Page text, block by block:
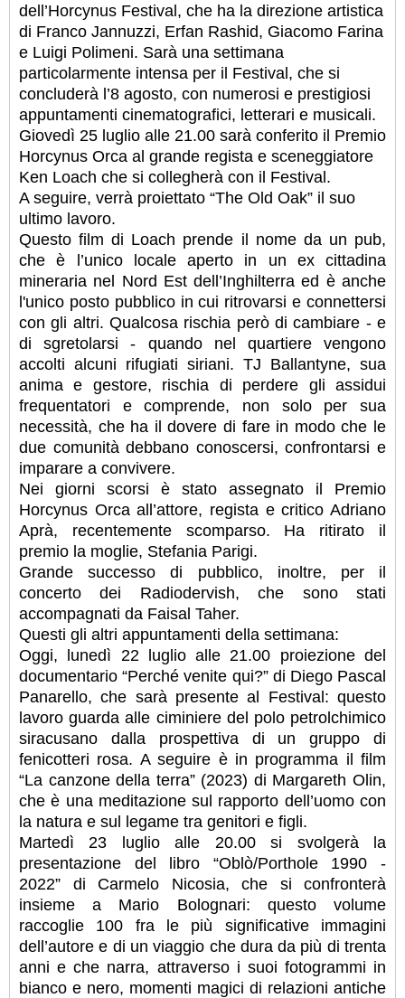
dell’Horcynus Festival, che ha la direzione artistica
di Franco Jannuzzi, Erfan Rashid, Giacomo Farina
e Luigi Polimeni. Sarà una settimana
particolarmente intensa per il Festival, che si
concluderà l’8 agosto, con numerosi e prestigiosi
appuntamenti cinematografici, letterari e musicali.
Giovedì 25 luglio alle 21.00 sarà conferito il Premio
Horcynus Orca al grande regista e sceneggiatore
Ken Loach che si collegherà con il Festival.
A seguire, verrà proiettato “The Old Oak” il suo
ultimo lavoro.
Questo film di Loach prende il nome da un pub,
che è l’unico locale aperto in un ex cittadina
mineraria nel Nord Est dell’Inghilterra ed è anche
l'unico posto pubblico in cui ritrovarsi e connettersi
con gli altri. Qualcosa rischia però di cambiare - e
di sgretolarsi - quando nel quartiere vengono
accolti alcuni rifugiati siriani. TJ Ballantyne, sua
anima e gestore, rischia di perdere gli assidui
frequentatori e comprende, non solo per sua
necessità, che ha il dovere di fare in modo che le
due comunità debbano conoscersi, confrontarsi e
imparare a convivere.
Nei giorni scorsi è stato assegnato il Premio
Horcynus Orca all’attore, regista e critico Adriano
Aprà, recentemente scomparso. Ha ritirato il
premio la moglie, Stefania Parigi.
Grande successo di pubblico, inoltre, per il
concerto dei Radiodervish, che sono stati
accompagnati da Faisal Taher.
Questi gli altri appuntamenti della settimana:
Oggi, lunedì 22 luglio alle 21.00 proiezione del
documentario “Perché venite qui?” di Diego Pascal
Panarello, che sarà presente al Festival: questo
lavoro guarda alle ciminiere del polo petrolchimico
siracusano dalla prospettiva di un gruppo di
fenicotteri rosa. A seguire è in programma il film
“La canzone della terra” (2023) di Margareth Olin,
che è una meditazione sul rapporto dell’uomo con
la natura e sul legame tra genitori e figli.
Martedì 23 luglio alle 20.00 si svolgerà la
presentazione del libro “Oblò/Porthole 1990 -
2022” di Carmelo Nicosia, che si confronterà
insieme a Mario Bolognari: questo volume
raccoglie 100 fra le più significative immagini
dell’autore e di un viaggio che dura da più di trenta
anni e che narra, attraverso i suoi fotogrammi in
bianco e nero, momenti magici di relazioni antiche